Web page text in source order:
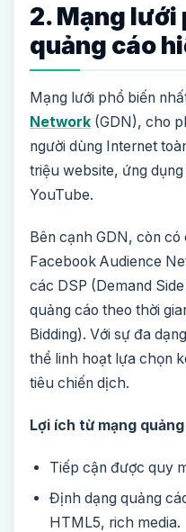
2. Mạng lưới
quảng cáo
Mạng lưới phổ biến
Network (GDN), cho
người dùng Internet
triệu website, ứng
YouTube.
Bên cạnh GDN, còn
Facebook Audience
các DSP (Demand
quảng cáo theo thời
Bidding). Với sự đa
thể linh hoạt lựa chọn
tiêu chiến dịch.
Lợi ích từ mạng
Tiếp cận được quy
Định dạng quảng
HTML5, rich media.